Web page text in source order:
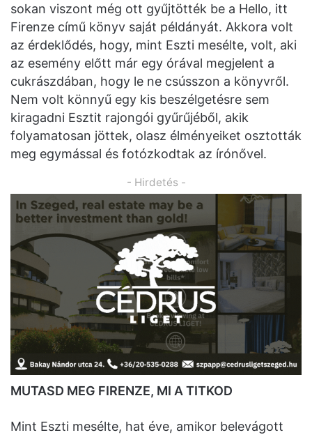
sokan viszont még ott gyűjtötték be a Hello, itt
Firenze című könyv saját példányát. Akkora volt
az érdeklődés, hogy, mint Eszti mesélte, volt, aki
az esemény előtt már egy órával megjelent a
cukrászdában, hogy le ne csússzon a könyvről.
Nem volt könnyű egy kis beszélgetésre sem
kiragadni Esztit rajongói gyűrűjéből, akik
folyamatosan jöttek, olasz élményeiket osztották
meg egymással és fotózkodtak az írónővel.
- Hirdetés -
MUTASD MEG FIRENZE, MI A TITKOD
Mint Eszti mesélte, hat éve, amikor belevágott